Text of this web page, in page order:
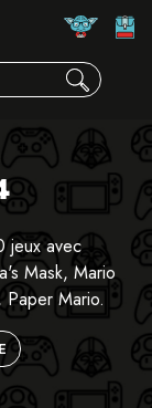
jeux avec
Mask, Mario
Mario.